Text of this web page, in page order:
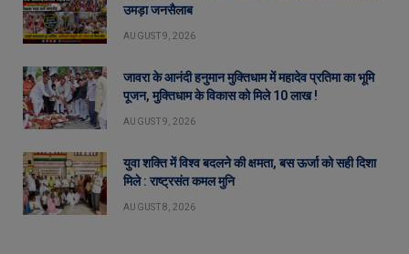
उमड़ा जनसैलाब
AUGUST 9, 2026
जावरा के आनंदी हनुमान मुक्तिधाम में महादेव प्रतिमा का भूमि
पूजन, मुक्तिधाम के विकास को मिले 10 लाख !
AUGUST 9, 2026
युवा शक्ति में विश्व बदलने की क्षमता, बस ऊर्जा को सही दिशा
मिले : राष्ट्रसंत कमल मुनि
AUGUST 8, 2026